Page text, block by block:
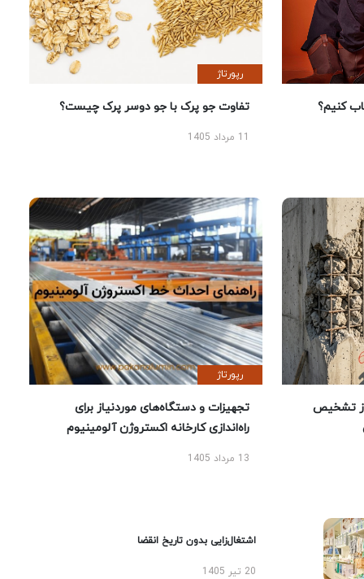
کنیم؟
رپورتاژ
تفاوت جو پرک با جو دوسر پرک چیست؟
تشخیص
رپورتاژ
تجهیزات و دستگاه‌های موردنیاز برای
راه‌اندازی کارخانه اکستروژن آلومینیوم
13 مرداد 1405
اشتغال‌زایی بدون تاریخ انقضا
20 تیر 1405